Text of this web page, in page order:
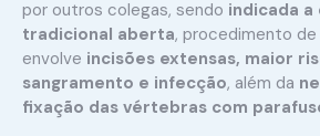
por outros colegas, sendo indicada a
tradicional aberta, procedimento
envolve incisões extensas, maior
sangramento e infecção, além da
fixação das vértebras com